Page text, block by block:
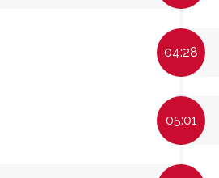
04:28
05:01